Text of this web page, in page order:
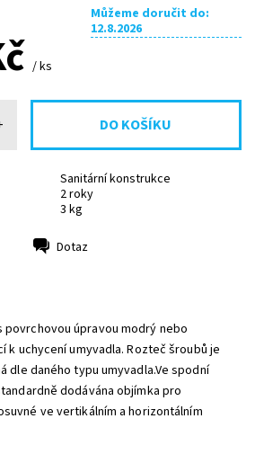
Můžeme doručit do:
12.8.2026
/ ks
Sanitární konstrukce
2 roky
3 kg
Dotaz
úpravou modrý nebo
k uchycení umyvadla. Rozteč šroubů je
dle daného typu umyvadla.Ve spodní
dodávána objímka pro
ve vertikálním a horizontálním